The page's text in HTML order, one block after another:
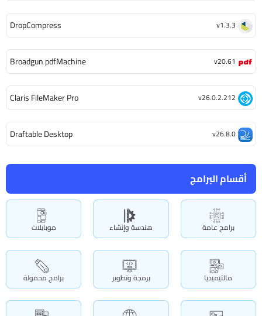
أقسام البرامج
برامج عامة هندسة وإنشاء موبايلات
مالتيميديا برمجة وتطوير برامج محمولة
DropCompress v1.3.3
Broadgun pdfMachine v20.61
Claris FileMaker Pro v26.0.2.212
Draftable Desktop v26.8.0